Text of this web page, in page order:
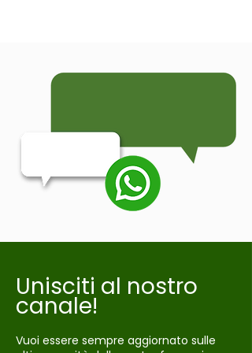
Unisciti al nostro
canale!
Vuoi essere sempre aggiornato sulle